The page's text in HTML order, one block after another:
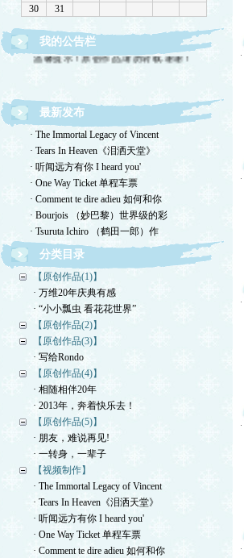
我的公告栏
温馨提示！原创作品,请勿转载.谢谢！
最新发布
· The Immortal Legacy of Vincent
· Tears In Heaven《泪洒天堂》
· 听闻远方有你 I heard you'
· One Way Ticket 单程车票
· Comment te dire adieu 如何和你
· Bourjois （妙巴黎）世界级的彩
· Tsuruta Ichiro （鹤田一郎）作
分类目录
【原创作品(1)】
· 万维20年庆典有感
· “小小瓢虫 看花花世界”
【原创作品(2)】
【原创作品(3)】
· 写给Rondo
【原创作品(4)】
· 相随相伴20年
· 2013年，奔着快乐去！
【原创作品(5)】
· 朋友，难说再见!
· 一转身，一辈子
【视频制作】
· The Immortal Legacy of Vincent
· Tears In Heaven《泪洒天堂》
· 听闻远方有你 I heard you'
· One Way Ticket 单程车票
· Comment te dire adieu 如何和你